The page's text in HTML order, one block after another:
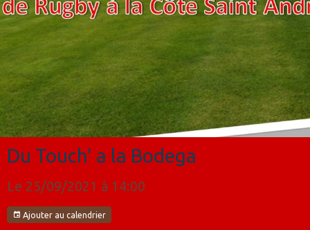
Du Touch' a la Bodega
Le 25/09/2021 à 14:00
Ajouter au calendrier